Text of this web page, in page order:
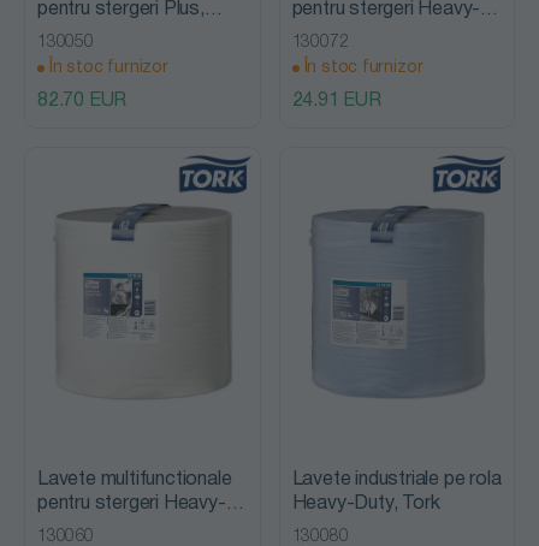
pentru stergeri Plus,
510m, Tork
130050
În stoc furnizor
82.70 EUR
pentru stergeri Heavy-
Duty, Tork
130072
În stoc furnizor
24.91 EUR
Lavete multifunctionale
pentru stergeri Heavy-
Duty, Tork
130060
Lavete industriale pe rola
Heavy-Duty, Tork
130080